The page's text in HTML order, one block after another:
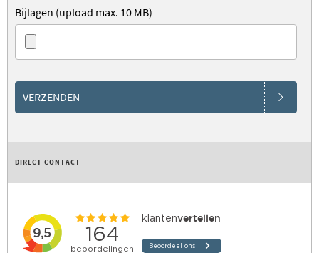
Bijlagen (upload max. 10 MB)
VERZENDEN
DIRECT CONTACT